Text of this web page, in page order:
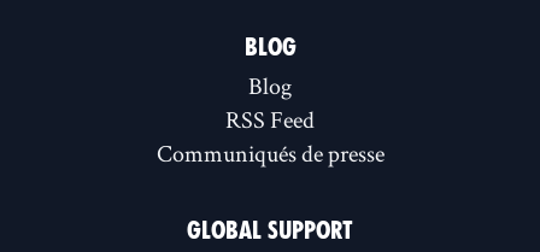
BLOG
Blog
RSS Feed
Communiqués de presse
GLOBAL SUPPORT